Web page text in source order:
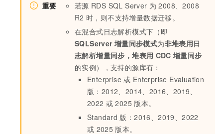
重要 若源 RDS SQL Server 为 2008、2008
R2 时，则不支持增量数据迁移。
在混合式日志解析模式下（即
SQLServer 增量同步模式为非堆表用日
志解析增量同步，堆表用 CDC 增量同步
的实例），支持的源库有：
Enterprise 或 Enterprise Evaluation
版：2012、2014、2016、2019、
2022 或 2025 版本。
Standard 版：2016、2019、2022
或 2025 版本。